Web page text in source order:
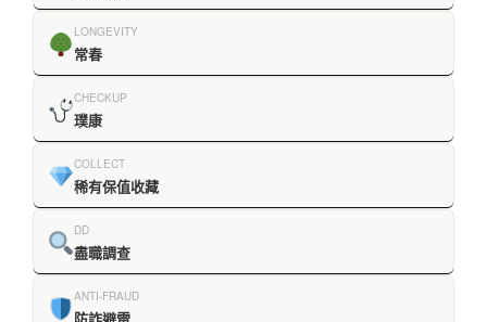
LONGEVITY
常春
CHECKUP
璞康
COLLECT
稀有保值收藏
DD
盡職調查
ANTI-FRAUD